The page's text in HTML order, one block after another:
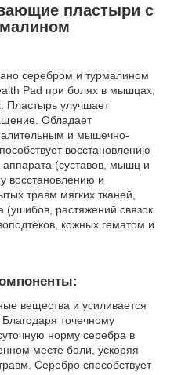
пластыри с
серебром и турмалином
Pad при болях в мышцах,
Пластырь улучшает
Обладает
и мышечно-
восстановлению
(суставов, мышц и
восстановлению и
травм мягких тканей,
(ушибов, растяжений связок
кожных гематом и
вещества и усиливается
точечному
норму серебра в
месте боли, ускоряя
Серебро способствует